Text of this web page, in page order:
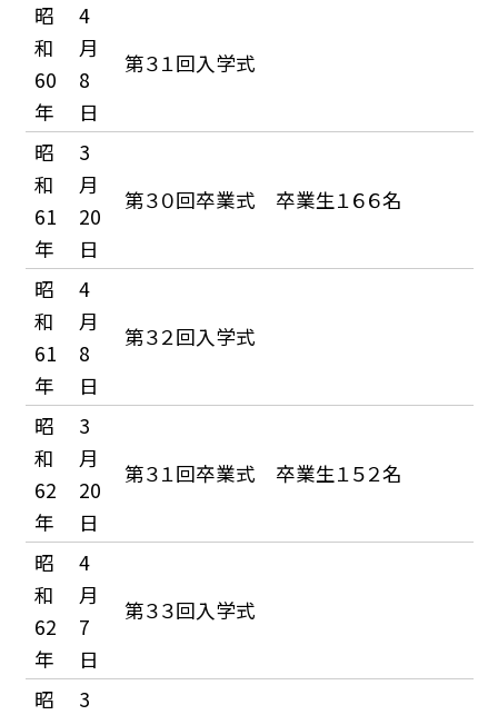
昭
和
60
年
4
月
8
日
第３１回入学式
昭
和
61
年
3
月
20
日
第３０回卒業式 卒業生１６６名
昭
和
61
年
4
月
8
日
第３２回入学式
昭
和
62
年
3
月
20
日
第３１回卒業式 卒業生１５２名
昭
和
62
年
4
月
7
日
第３３回入学式
昭
3